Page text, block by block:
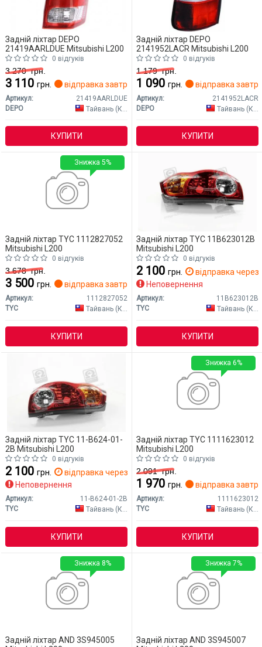
Задній ліхтар DEPO
21419AARLDUE Mitsubishi L200
0 відгуків
3 270грн.
3 110 грн. відправка завтра
Артикул:
21419AARLDUE
DEPO
Тайвань (Китай)
КУПИТИ
Задній ліхтар DEPO
2141952LACR Mitsubishi L200
0 відгуків
1 179грн.
1 090 грн. відправка
Артикул:
2141952LACR
DEPO
Тайвань (Китай)
КУПИТИ
Задній ліхтар TYC 1112827052
Mitsubishi L200
0 відгуків
3 678грн.
3 500 грн. відправка завтра
Артикул:
1112827052
TYC
Тайвань (Китай)
КУПИТИ
Знижка 5%
Задній ліхтар TYC 11B623012B
Mitsubishi L200
0 відгуків
2 100 грн.
відправка через
Неповернення
Артикул:
11B623012B
TYC
Тайвань (Китай)
КУПИТИ
Задній ліхтар TYC 11-B624-01-
2B Mitsubishi L200
0 відгуків
2 100 грн.
відправка через 2 дн.
Неповернення
Артикул:
11-B624-01-2B
TYC
Тайвань (Китай)
КУПИТИ
Задній ліхтар TYC 1111623012
Mitsubishi L200
0 відгуків
2 091грн.
1 970 грн. відправка
Артикул:
1111623012
TYC
Тайвань (Китай)
КУПИТИ
Знижка 6%
Задній ліхтар AND 3S945005
Знижка 8%
Задній ліхтар AND 3S945007
Знижка 7%